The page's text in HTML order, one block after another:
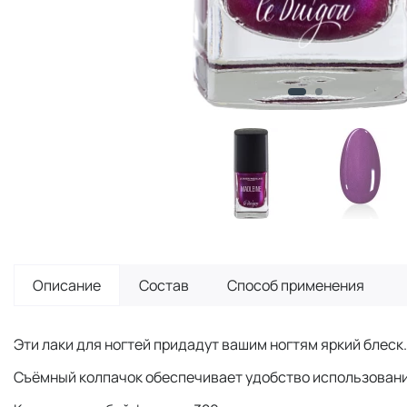
Описание Состав Способ применения
Эти лаки для ногтей придадут вашим ногтям яркий блеск.
Съёмный колпачок обеспечивает удобство